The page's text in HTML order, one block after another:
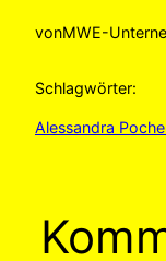
vonMWE-
Schlagwörter:
Alessandra